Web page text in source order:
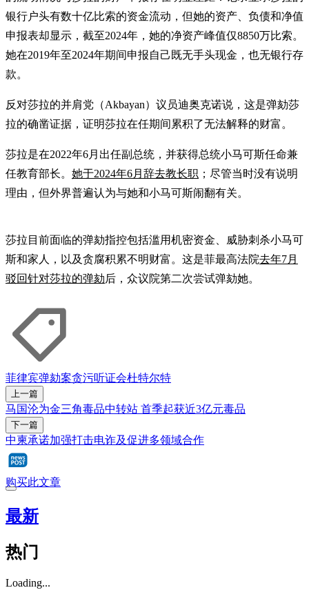
银行户头有数十亿比索的资金流动，但她的资产、负债和净值
申报表却显示，截至2024年，她的净资产峰值仅8850万比索。
她在2019年至2024年期间申报自己既无手头现金，也无银行存
款。
反对莎拉的并肩党（Akbayan）议员迪奥克诺说，这是弹劾莎
拉的确凿证据，证明莎拉在任期间累积了无法解释的财富。
莎拉是在2022年6月出任副总统，并获得总统小马可斯任命兼
任教育部长。 她于2024年6月辞去教长职 ；尽管当时没有说明
理由，但外界普遍认为与她和小马可斯闹翻有关。
莎拉目前面临的弹劾指控包括滥用机密资金、威胁刺杀小马可
斯和家人，以及贪腐积累不明财富。这是菲最高法院去年7月
驳回针对莎拉的弹劾后，众议院第二次尝试弹劾她。
菲律宾弹劾案贪污听证会杜特尔特
上一篇
马国沦为金三角毒品中转站 首季起获近3亿元毒品
下一篇
中柬承诺加强打击电诈及促进多领域合作
购买此文章
最新
热门
Loading...